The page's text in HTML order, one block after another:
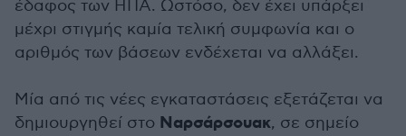
έδαφος των ΗΠΑ. Ωστόσο, δεν έχει υπάρξει
μέχρι στιγμής καμία τελική συμφωνία και ο
αριθμός των βάσεων ενδέχεται να αλλάξει.
Μία από τις νέες εγκαταστάσεις εξετάζεται να
δημιουργηθεί στο Ναρσάρσουακ, σε σημείο